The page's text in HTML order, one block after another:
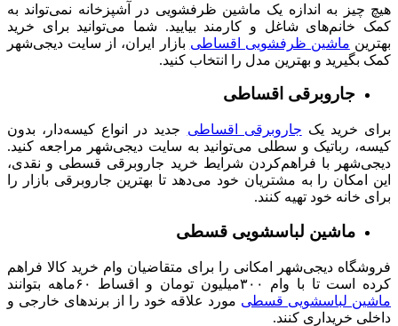
هیچ چیز به اندازه یک ماشین ظرفشویی در آشپزخانه نمی‌تواند به
کمک خانم‌های شاغل و کارمند بیایید. شما می‌توانید برای خرید
بهترین ماشین ظرفشویی اقساطی بازار ایران، از سایت دیجی‌شهر
کمک بگیرید و بهترین مدل را انتخاب کنید.
جاروبرقی اقساطی
برای خرید یک جاروبرقی‌ اقساطی جدید در انواع کیسه‌دار، بدون
کیسه، رباتیک و سطلی می‌توانید به سایت دیجی‌شهر مراجعه کنید.
دیجی‌شهر با فراهم‌کردن شرایط خرید جاروبرقی قسطی و نقدی،
این امکان را به مشتریان خود می‌دهد تا بهترین جاروبرقی بازار را
برای خانه خود تهیه کنند.
ماشین لباسشویی قسطی
فروشگاه دیجی‌شهر امکانی را برای متقاضیان وام خرید کالا فراهم
کرده است تا با وام ۳۰۰میلیون تومان و اقساط ۶۰ماهه بتوانند
ماشین لباسشویی قسطی مورد علاقه خود را از برندهای خارجی و
داخلی خریداری کنند.